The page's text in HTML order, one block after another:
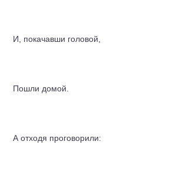
И, покачавши головой,
Пошли домой.
А отходя проговорили: